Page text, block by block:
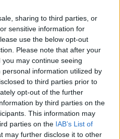
sharing to third parties, or
sensitive information for
use the below opt-out
Please note that after your
may continue seeing
information utilized by
to third parties prior to
opt-out of the further
by third parties on the
This information may
parties on the IAB’s List of
may further disclose it to other
Manchester